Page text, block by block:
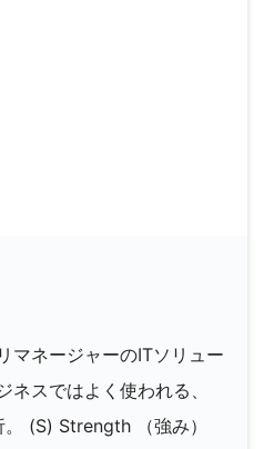
マネージャーのITソリュー
ネスではよく使われる、
(S) Strength （強み）